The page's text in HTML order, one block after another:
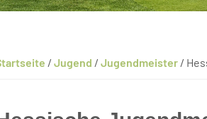
/ Jugend / Jugendmeister /